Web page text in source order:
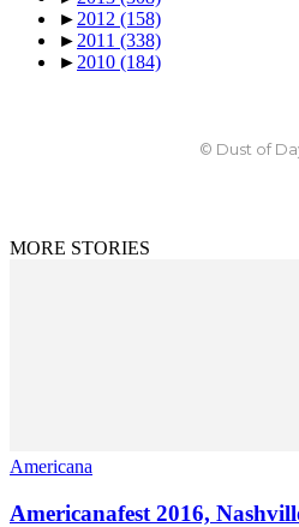
► 2012 (158)
► 2011 (338)
► 2010 (184)
© Dust of
MORE STORIES
Americana
Americanafest 2016,